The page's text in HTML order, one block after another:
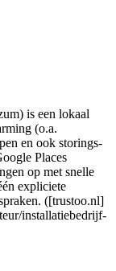
is een lokaal
(o.a.
en ook storings-
Places
op met snelle
expliciete
([trustoo.nl]
installatiebedrijf-